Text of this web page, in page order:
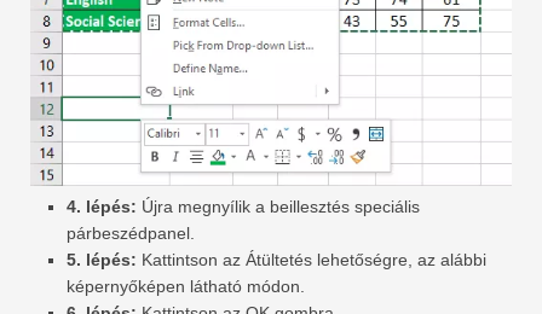
4. lépés: Újra megnyílik a beillesztés speciális
párbeszédpanel.
5. lépés: Kattintson az Átültetés lehetőségre, az alábbi
képernyőképen látható módon.